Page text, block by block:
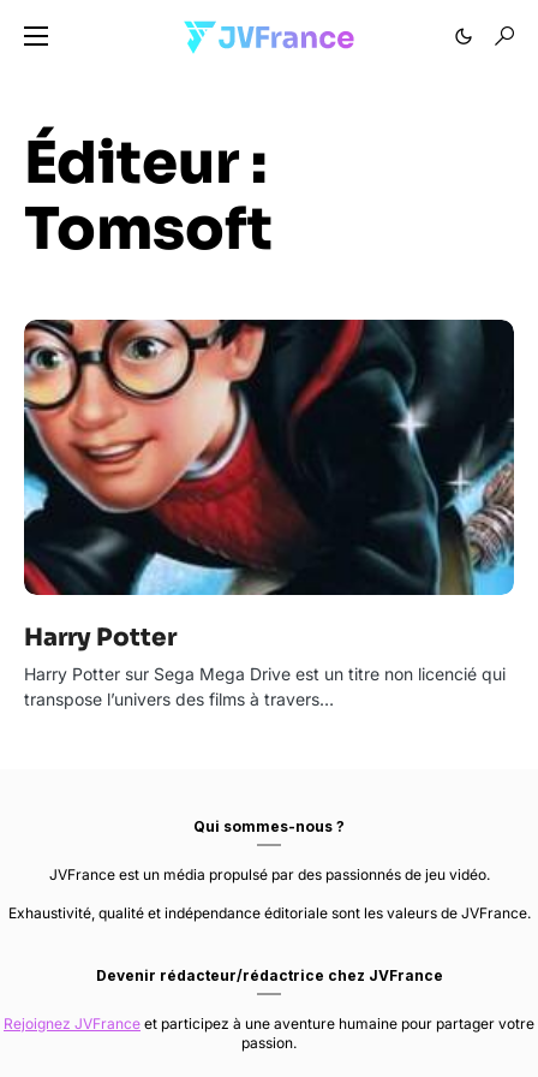
Éditeur :
Tomsoft
Harry Potter
Harry Potter sur Sega Mega Drive est un titre non licencié qui
transpose l’univers des films à travers…
Qui sommes-nous ?
JVFrance est un média propulsé par des passionnés de jeu vidéo.
Exhaustivité, qualité et indépendance éditoriale sont les valeurs de JVFrance.
Devenir rédacteur/rédactrice chez JVFrance
Rejoignez JVFrance et participez à une aventure humaine pour partager votre
passion.